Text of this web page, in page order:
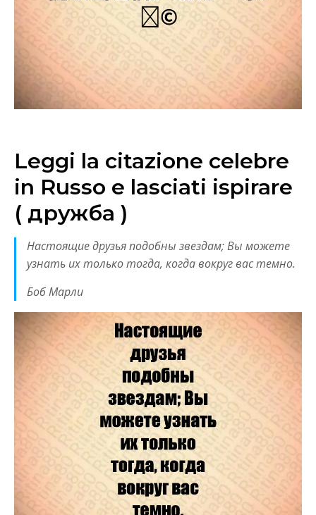
Leggi la citazione celebre
in Russo e lasciati ispirare
( дружба )
Настоящие друзья подобны звездам; Вы можете
узнать их только тогда, когда вокруг вас темно.
Боб Марли